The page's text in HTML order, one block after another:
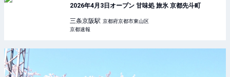
2026年4月3日オープン 甘味処 旅氷 京都先斗町
三条京阪駅 京都府京都市東山区
京都速報